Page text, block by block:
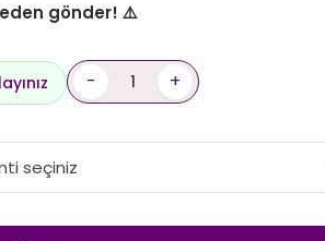
gönder! ⚠️
- +